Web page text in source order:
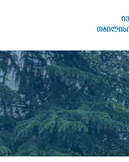
სახელობის თბილისის
სახელმწიფო უნივერსიტეტი